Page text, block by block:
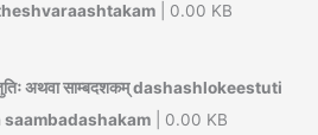
| 0.00 KB
अथवा साम्बदशकम् dashashlokeestuti
| 0.00 KB